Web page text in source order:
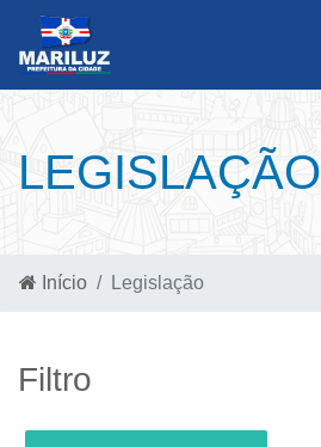
LEGISLAÇÃO
Início Legislação
Filtro